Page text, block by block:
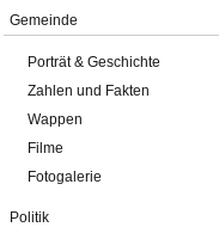
Gemeinde
Porträt & Geschichte
Zahlen und Fakten
Wappen
Filme
Fotogalerie
Politik